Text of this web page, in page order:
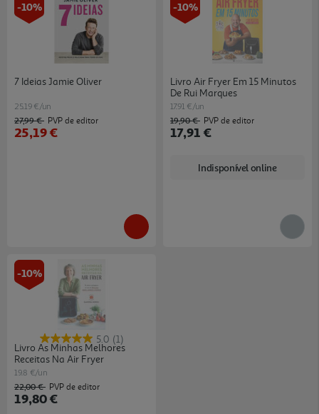
-10%
7 Ideias Jamie Oliver
25.19 €/un
27,99 € PVP de editor
25,19 €
-10%
Livro Air Fryer Em 15 Minutos
De Rui Marques
17.91 €/un
19,90 € PVP de editor
17,91 €
Indisponível online
-10%
5.0 (1)
Livro As Minhas Melhores
Receitas Na Air Fryer
19.8 €/un
22,00 € PVP de editor
19,80 €